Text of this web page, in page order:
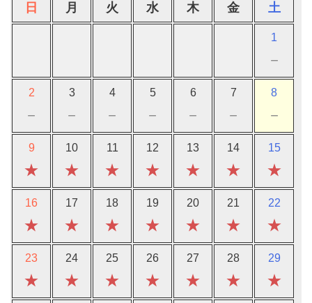
日 月 火 水 木 金 土
1
－
2
－
3
－
4
－
5
－
6
－
7
－
8
－
9
★
10
★
11
★
12
★
13
★
14
★
15
★
16
★
17
★
18
★
19
★
20
★
21
★
22
★
23
★
24
★
25
★
26
★
27
★
28
★
29
★